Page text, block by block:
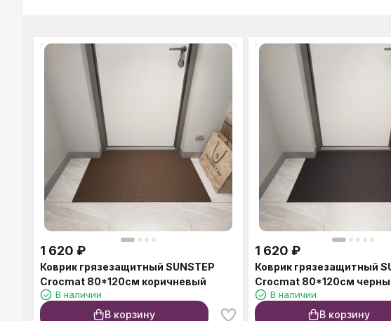
1 620 ₽
Коврик грязезащитный SUNSTEP
Crocmat 80*120см коричневый
В наличии
В корзину
1 620 ₽
Коврик грязезащитный
Crocmat 80*120см
В наличии
В корзину